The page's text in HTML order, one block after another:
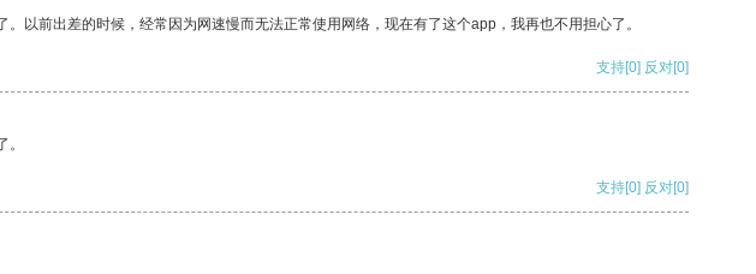
以前出差的时候，经常因为网速慢而无法正常使用网络，现在有了这个app，我再也不用担心了。
支持[0] 反对[0]
支持[0] 反对[0]